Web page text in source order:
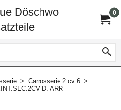
Döschwo
0
> Carrosserie 2 cv 6 >
D. ARR